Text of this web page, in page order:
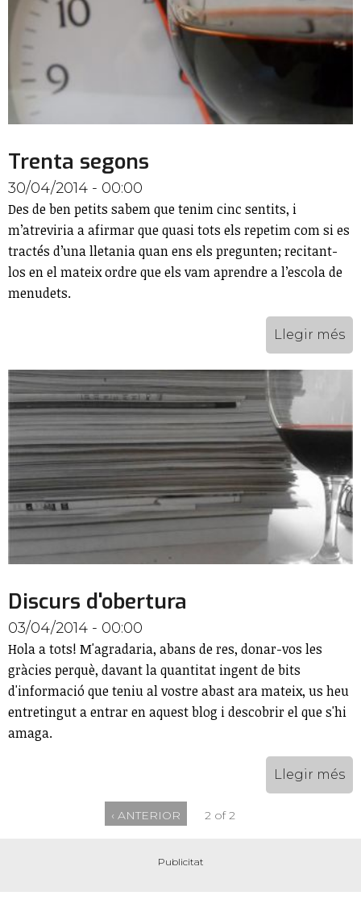
Trenta segons
30/04/2014 - 00:00
Des de ben petits sabem que tenim cinc sentits, i
m’atreviria a afirmar que quasi tots els repetim com si es
tractés d’una lletania quan ens els pregunten; recitant-
los en el mateix ordre que els vam aprendre a l’escola de
menudets.
Llegir més
Discurs d'obertura
03/04/2014 - 00:00
Hola a tots! M'agradaria, abans de res, donar-vos les
gràcies perquè, davant la quantitat ingent de bits
d'informació que teniu al vostre abast ara mateix, us heu
entretingut a entrar en aquest blog i descobrir el que s'hi
amaga.
Llegir més
‹ ANTERIOR 2 of 2